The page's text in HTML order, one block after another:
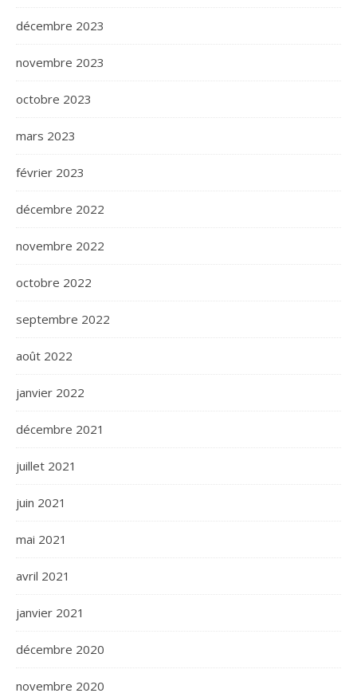
décembre 2023
novembre 2023
octobre 2023
mars 2023
février 2023
décembre 2022
novembre 2022
octobre 2022
septembre 2022
août 2022
janvier 2022
décembre 2021
juillet 2021
juin 2021
mai 2021
avril 2021
janvier 2021
décembre 2020
novembre 2020